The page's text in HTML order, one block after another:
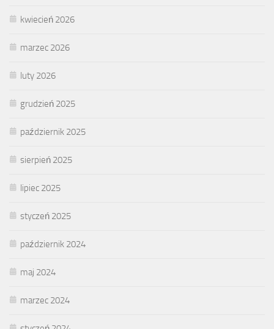
kwiecień 2026
marzec 2026
luty 2026
grudzień 2025
październik 2025
sierpień 2025
lipiec 2025
styczeń 2025
październik 2024
maj 2024
marzec 2024